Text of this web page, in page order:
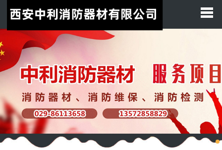
产品展示
客户案例
联系我们